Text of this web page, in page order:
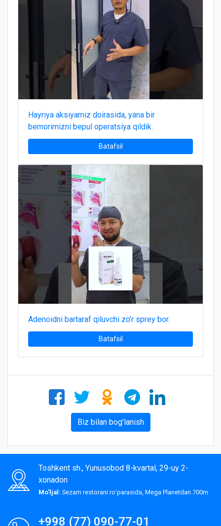
Hayriya aksiyamiz doirasida, yana bir
bemorimizni bepul operatsiya qildik.
Batafsil
Adenoidni bartaraf qiluvchi zo’r sprey bor.
Batafsil
Biz bilan bog'lanish
Toshkent sh., Yunusobod 8-kvartal, 29-uy 2-
xonadon
Mo'ljal: Sezam restorani roʻparasida, Mega Planetdan 700m
+998 (77) 090-77-01